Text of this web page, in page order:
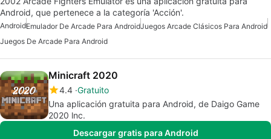
Android, que pertenece a la categoría 'Acción'.
AndroidEmulador De Arcade Para AndroidJuegos Arcade Clásicos Para Android
Juegos De Arcade Para Android
Minicraft 2020
4.4 Gratuito
Una aplicación gratuita para Android, de Daigo Game
2020 lnc.
Descargar gratis para Android